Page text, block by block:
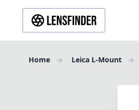
Home Leica L-Mount